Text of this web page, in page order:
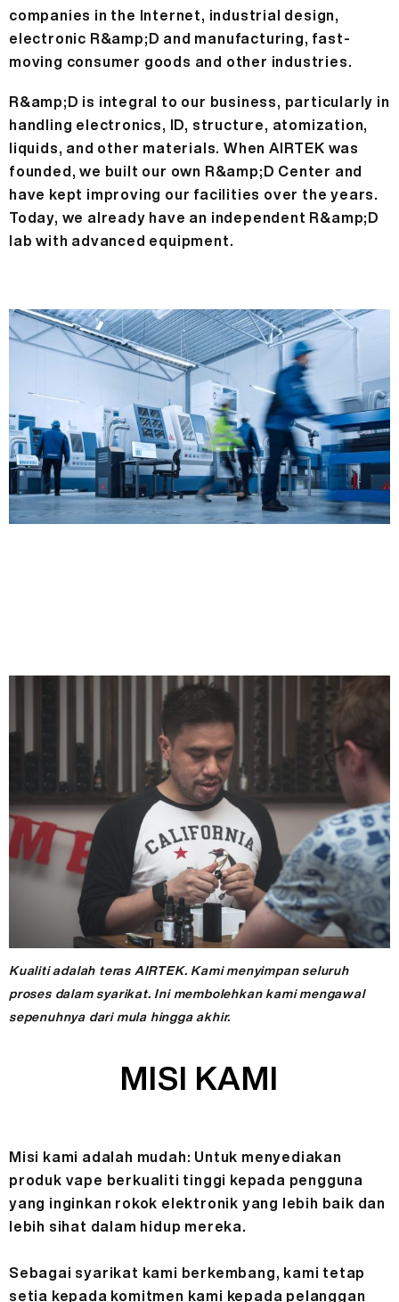
companies in the Internet, industrial design,
electronic R&amp;D and manufacturing, fast-
moving consumer goods and other industries.
R&amp;D is integral to our business, particularly in
handling electronics, ID, structure, atomization,
liquids, and other materials. When AIRTEK was
founded, we built our own R&amp;D Center and
have kept improving our facilities over the years.
Today, we already have an independent R&amp;D
lab with advanced equipment.
Kualiti adalah teras AIRTEK. Kami menyimpan seluruh
proses dalam syarikat. Ini membolehkan kami mengawal
sepenuhnya dari mula hingga akhir.
MISI KAMI
Misi kami adalah mudah: Untuk menyediakan
produk vape berkualiti tinggi kepada pengguna
yang inginkan rokok elektronik yang lebih baik dan
lebih sihat dalam hidup mereka.
Sebagai syarikat kami berkembang, kami tetap
setia kepada komitmen kami kepada pelanggan